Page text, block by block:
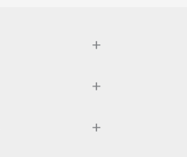
+
+
+